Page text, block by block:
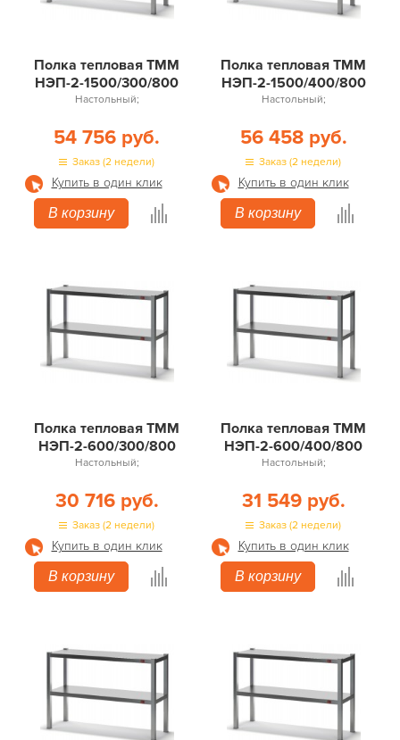
Полка тепловая ТММ
НЭП-2-1500/300/800
Настольный;
54 756 руб.
Заказ (2 недели)
Купить в один клик
В корзину
Полка тепловая ТММ
НЭП-2-1500/400/800
Настольный;
56 458 руб.
Заказ (2 недели)
Купить в один клик
В корзину
Полка тепловая ТММ
НЭП-2-600/300/800
Настольный;
30 716 руб.
Заказ (2 недели)
Купить в один клик
В корзину
Полка тепловая ТММ
НЭП-2-600/400/800
Настольный;
31 549 руб.
Заказ (2 недели)
Купить в один клик
В корзину